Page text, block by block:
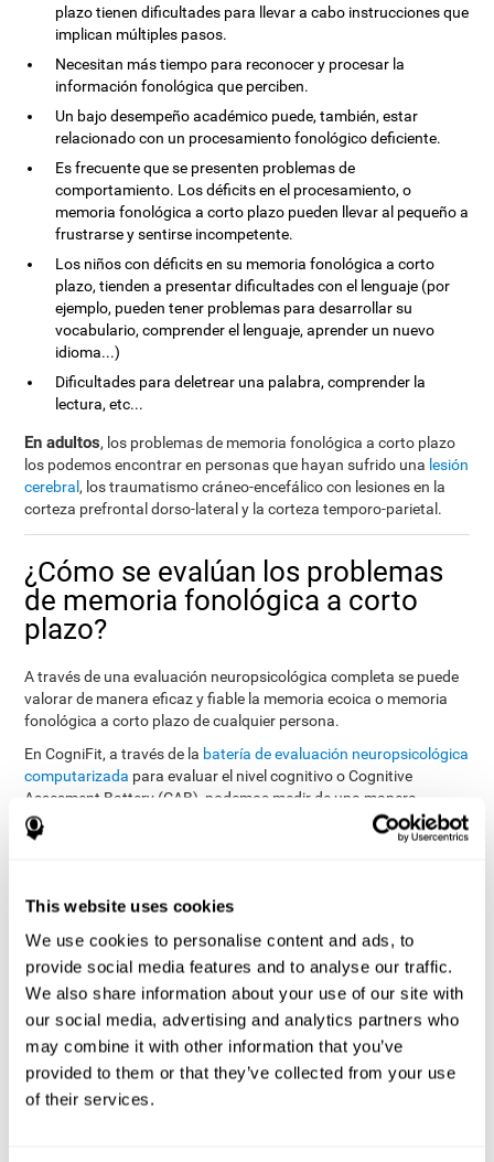
This website uses cookies
We use cookies to personalise content and ads, to
provide social media features and to analyse our traffic.
We also share information about your use of our site with
our social media, advertising and analytics partners who
may combine it with other information that you’ve
provided to them or that they’ve collected from your use
of their services.
plazo tienen dificultades para llevar a cabo instrucciones que
implican múltiples pasos.
Necesitan más tiempo para reconocer y procesar la
información fonológica que perciben.
Un bajo desempeño académico puede, también, estar
relacionado con un procesamiento fonológico deficiente.
Es frecuente que se presenten problemas de
comportamiento. Los déficits en el procesamiento, o
memoria fonológica a corto plazo pueden llevar al pequeño a
frustrarse y sentirse incompetente.
Los niños con déficits en su memoria fonológica a corto
plazo, tienden a presentar dificultades con el lenguaje (por
ejemplo, pueden tener problemas para desarrollar su
vocabulario, comprender el lenguaje, aprender un nuevo
idioma...)
Dificultades para deletrear una palabra, comprender la
lectura, etc...
En adultos, los problemas de memoria fonológica a corto plazo
los podemos encontrar en personas que hayan sufrido una lesión
cerebral , los traumatismo cráneo-encefálico con lesiones en la
corteza prefrontal dorso-lateral y la corteza temporo-parietal.
¿Cómo se evalúan los problemas
de memoria fonológica a corto
plazo?
A través de una evaluación neuropsicológica completa se puede
valorar de manera eficaz y fiable la memoria ecoica o memoria
fonológica a corto plazo de cualquier persona.
En CogniFit, a través de la batería de evaluación neuropsicológica
computarizada para evaluar el nivel cognitivo o Cognitive
Assesment Battery (CAB), podemos medir de una manera
precisa el nivel cognitivo general, y concretamente, disponemos
de una serie de pruebas cognitivas para
evaluar la memoria
La batería de tareas utilizadas para evaluar la memoria
una de las pruebas clásicas llamadaRey Auditory Verbal
Learning Test (RAVLT) of Rey (1964). Lastareas que miden
la memoria fonológica a corto plazo tratan de ajustar la
capacidad de la persona para interpretar los estímulos auditivos
procedentes del medio. En esta tarea interviene el proceso de
extracción del significado de dicha información y seguidamente
la capacidad para comprender el mensaje para finalmente
realizar la acción memorística correspondiente.